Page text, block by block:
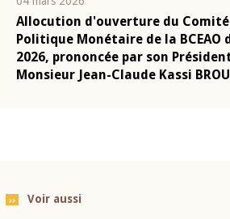
Allocution d'ouverture du Comité
Politique Monétaire de la BCEAO
2026, prononcée par son
Monsieur Jean-Claude Kassi BROU
Voir aussi